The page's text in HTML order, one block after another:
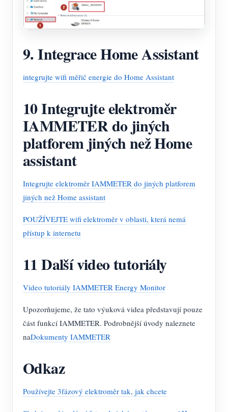
9. Integrace Home Assistant
integrujte wifi měřič energie do Home Assistant
10 Integrujte elektroměr
IAMMETER do jiných
platforem jiných než Home
assistant
Integrujte elektroměr IAMMETER do jiných platforem
jiných než Home assistant
POUŽÍVEJTE wifi elektroměr v oblasti, která nemá
přístup k internetu
11 Další video tutoriály
Video tutoriály IAMMETER Energy Monitor
Upozorňujeme, že tato výuková videa představují pouze
část funkcí IAMMETER. Podrobnější úvody naleznete
naDokumenty IAMMETER
Odkaz
Používejte 3fázový elektroměr tak, jak chcete